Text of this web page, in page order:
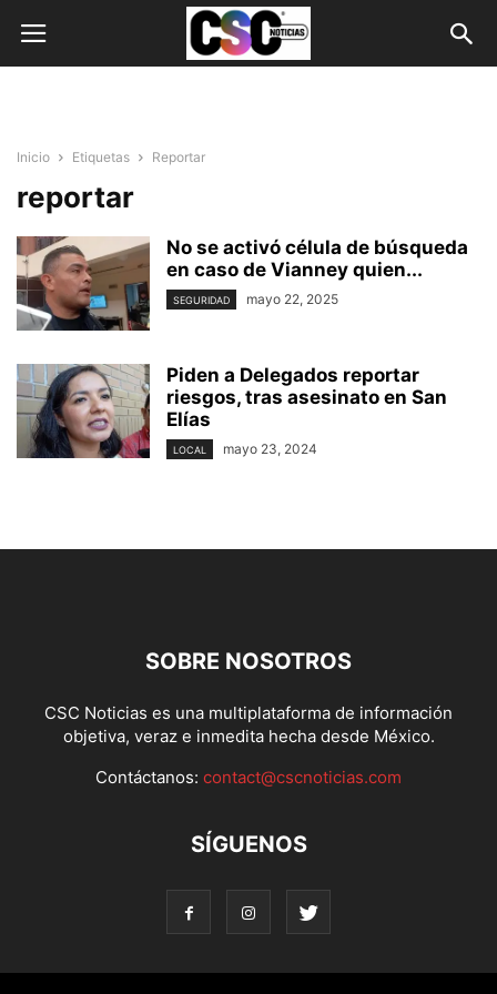
Inicio Etiquetas Reportar
reportar
No se activó célula de búsqueda
en caso de Vianney quien...
SEGURIDAD mayo 22, 2025
Piden a Delegados reportar
riesgos, tras asesinato en San
Elías
LOCAL mayo 23, 2024
SOBRE NOSOTROS
CSC Noticias es una multiplataforma de información
objetiva, veraz e inmedita hecha desde México.
Contáctanos: contact@cscnoticias.com
SÍGUENOS